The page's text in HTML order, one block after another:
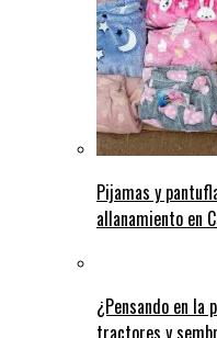
Pijamas y
allanamiento en
¿Pensando en la